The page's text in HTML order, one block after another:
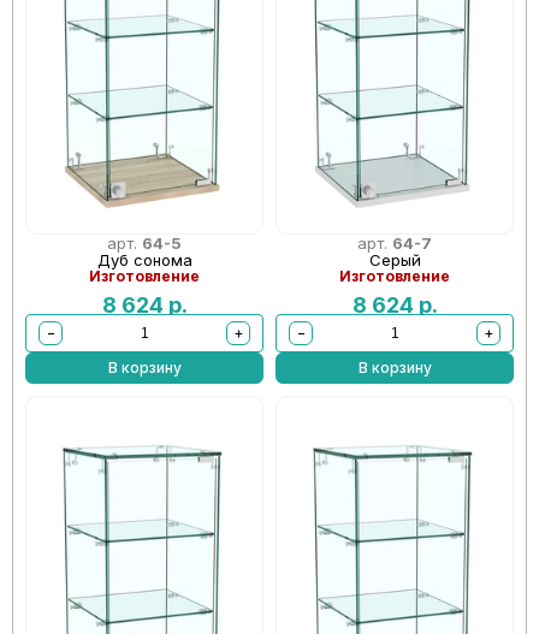
арт. 64-5
Дуб сонома
Изготовление
8 624 р.
−
+
В корзину
арт. 64-7
Серый
Изготовление
8 624 р.
−
+
В корзину